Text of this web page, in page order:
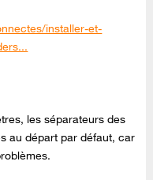
installer-et-
les séparateurs des
au départ par défaut, car